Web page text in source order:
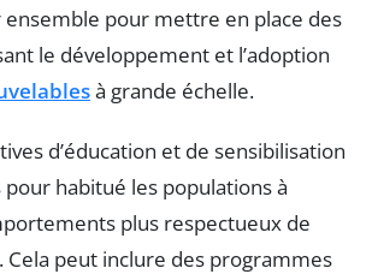
pour mettre en place des
le développement et l’adoption
à grande échelle.
d’éducation et de sensibilisation
habitué les populations à
plus respectueux de
Cela peut inclure des programmes